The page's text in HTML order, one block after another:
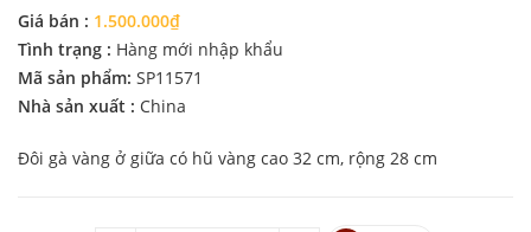
Giá bán : 1.500.000₫
Tình trạng : Hàng mới nhập khẩu
Mã sản phẩm: SP11571
Nhà sản xuất : China
Đôi gà vàng ở giữa có hũ vàng cao 32 cm, rộng 28 cm